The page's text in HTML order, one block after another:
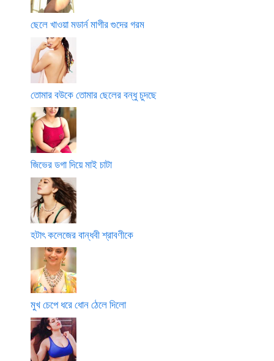
ছেলে খাওয়া মডার্ন মাগীর গুদের গরম
তোমার বউকে তোমার ছেলের বন্ধু চুদছে
জিভের ডগা দিয়ে মাই চাটা
হটাৎ কলেজের বান্ধবী শ্রাবণীকে
মুখ চেপে ধরে ধোন ঠেলে দিলো